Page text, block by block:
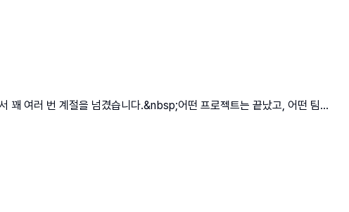
꽤 여러 번 계절을 넘겼습니다.&nbsp;어떤 프로젝트는 끝났고, 어떤 팀...